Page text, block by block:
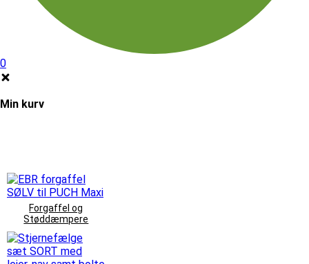
0
Min kurv
Forgaffel og
Støddæmpere